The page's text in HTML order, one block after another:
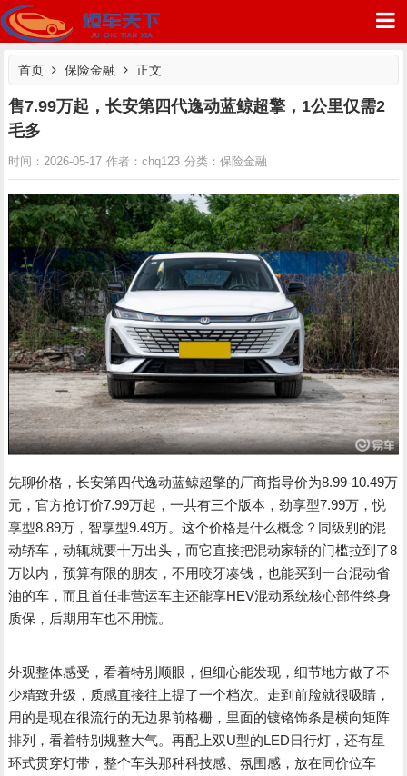
炬车天下
首页 保险金融 正文
售7.99万起，长安第四代逸动蓝鲸超擎，1公里仅需2
毛多
时间：2026-05-17 作者：chq123 分类：保险金融
先聊价格，长安第四代逸动蓝鲸超擎的厂商指导价为8.99-10.49万
元，官方抢订价7.99万起，一共有三个版本，劲享型7.99万，悦
享型8.89万，智享型9.49万。这个价格是什么概念？同级别的混
动轿车，动辄就要十万出头，而它直接把混动家轿的门槛拉到了8
万以内，预算有限的朋友，不用咬牙凑钱，也能买到一台混动省
油的车，而且首任非营运车主还能享HEV混动系统核心部件终身
质保，后期用车也不用慌。
外观整体感受，看着特别顺眼，但细心能发现，细节地方做了不
少精致升级，质感直接往上提了一个档次。走到前脸就很吸睛，
用的是现在很流行的无边界前格栅，里面的镀铬饰条是横向矩阵
排列，看着特别规整大气。再配上双U型的LED日行灯，还有星
环式贯穿灯带，整个车头那种科技感、氛围感，放在同价位车